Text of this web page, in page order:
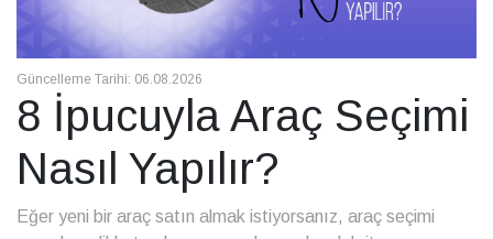
Güncelleme Tarihi: 06.08.2026
8 İpucuyla Araç Seçimi
Nasıl Yapılır?
Eğer yeni bir araç satın almak istiyorsanız, araç seçimi